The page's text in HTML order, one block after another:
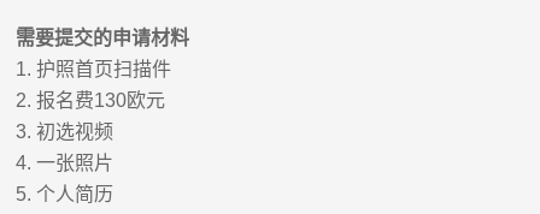
需要提交的申请材料
1.护照首页扫描件
2.报名费130欧元
3.初选视频
4.一张照片
5.个人简历